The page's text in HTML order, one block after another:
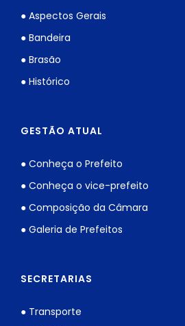
● Aspectos Gerais
● Bandeira
● Brasão
● Histórico
GESTÃO ATUAL
● Conheça o Prefeito
● Conheça o vice-prefeito
● Composição da Câmara
● Galeria de Prefeitos
SECRETARIAS
● Transporte